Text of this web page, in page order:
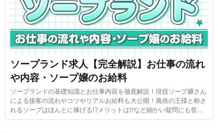
ソープランド求人【完全解説】お仕事の流れ
や内容・ソープ嬢のお給料
ソープランドの基礎知識とお仕事内容を徹底解説！現役ソープ嬢さん
による接客の流れやコツやリアルお給料も大公開！風俗の王様と称さ
れるソープはほんとに稼げる!?メリットは⁉など細かい疑問にも答え
るまとめ記事です。